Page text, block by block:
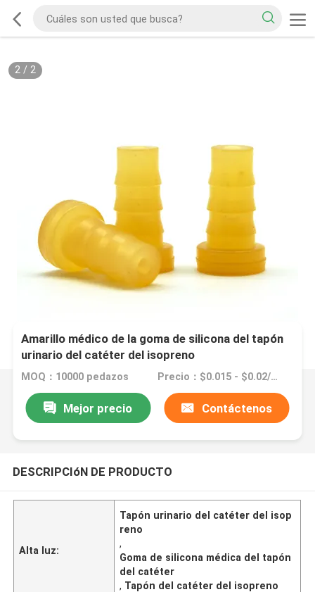
2/ 2
Amarillo médico de la goma de silicona del tapón
urinario del catéter del isopreno
MOQ：10000 pedazos Precio：$0.015 - $0.02/pieces
Mejor precio Contáctenos
DESCRIPCIóN DE PRODUCTO
Alta luz:
Tapón urinario del catéter del isop
reno
,
Goma de silicona médica del tapón
del catéter
, Tapón del catéter del isopreno